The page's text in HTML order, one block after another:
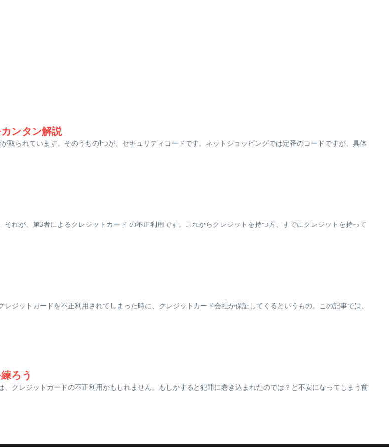
ンタン解説
取られています。そのうちの1つが、セキュリティコードです。ネットショッピングでは定番のコードですが、具体
れが、第3者によるクレジットカード の不正利用です。これからクレジットを持つ方、すでにクレジットを持って
ジットカードを不正利用されてしまった時に、クレジットカード会社が保証してくるというもの。この記事では、
ろう
クレジットカードの不正利用かもしれません。もしかすると犯罪に巻き込まれたのでは？と不安になってしまう前